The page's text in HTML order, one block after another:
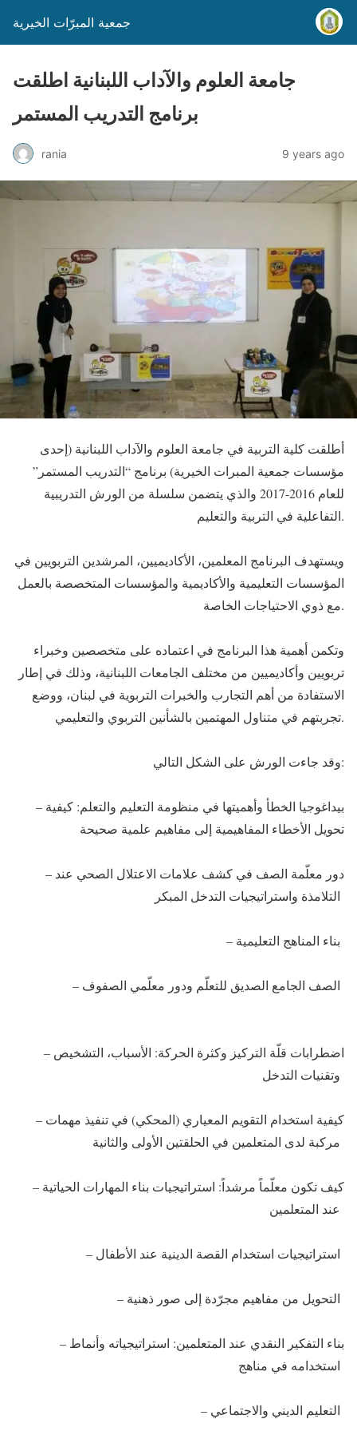
جمعية المبرّات الخيرية
جامعة العلوم والآداب اللبنانية اطلقت
برنامج التدريب المستمر
rania 9 years ago
أطلقت كلية التربية في جامعة العلوم والآداب اللبنانية (إحدى
مؤسسات جمعية المبرات الخيرية) برنامج “التدريب المستمر”
للعام 2016-2017 والذي يتضمن سلسلة من الورش التدريبية
التفاعلية في التربية والتعليم.
ويستهدف البرنامج المعلمين، الأكاديميين، المرشدين التربويين في
المؤسسات التعليمية والأكاديمية والمؤسسات المتخصصة بالعمل
مع ذوي الاحتياجات الخاصة.
وتكمن أهمية هذا البرنامج في اعتماده على متخصصين وخبراء
تربويين وأكاديميين من مختلف الجامعات اللبنانية، وذلك في إطار
الاستفادة من أهم التجارب والخبرات التربوية في لبنان، ووضع
تجربتهم في متناول المهتمين بالشأنين التربوي والتعليمي.
وقد جاءت الورش على الشكل التالي:
– بيداغوجيا الخطأ وأهميتها في منظومة التعليم والتعلم: كيفية
تحويل الأخطاء المفاهيمية إلى مفاهيم علمية صحيحة
– دور معلّمة الصف في كشف علامات الاعتلال الصحي عند
– اضطرابات قلّة التركيز وكثرة الحركة: الأسباب، التشخيص
– كيفية استخدام التقويم المعياري (المحكي) في تنفيذ مهمات
– كيف تكون معلّماً مرشداً: استراتيجيات بناء المهارات الحياتية
– بناء التفكير النقدي عند المتعلمين: استراتيجياته وأنماط